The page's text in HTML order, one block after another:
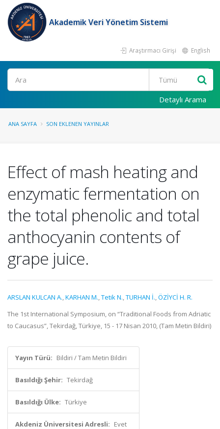
Akademik Veri Yönetim Sistemi
Araştırmacı Girişi English
Ara
Detaylı Arama
ANA SAYFA SON EKLENEN YAYINLAR
Effect of mash heating and
enzymatic fermentation on
the total phenolic and total
anthocyanin contents of
grape juice.
ARSLAN KULCAN A.,KARHAN M.,Tetik N.,TURHAN İ.,ÖZİYCİ H. R.
The 1st International Symposium, on “Traditional Foods from Adriatic
to Caucasus”, Tekirdağ, Türkiye, 15 - 17 Nisan 2010, (Tam Metin Bildiri)
Yayın Türü: Bildiri / Tam Metin Bildiri
Basıldığı Şehir: Tekirdağ
Basıldığı Ülke: Türkiye
Akdeniz Üniversitesi Adresli: Evet